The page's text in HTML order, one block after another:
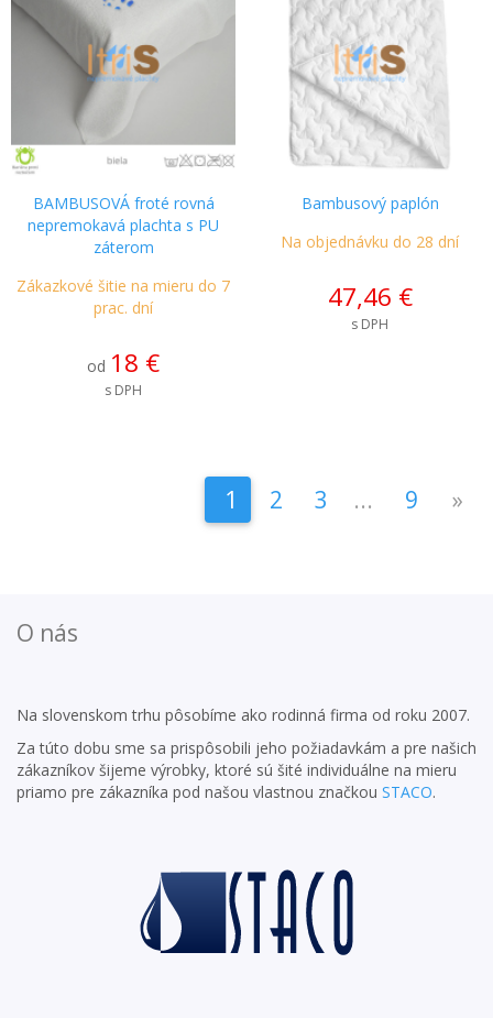
BAMBUSOVÁ froté rovná
nepremokavá plachta s PU
záterom
Zákazkové šitie na mieru do 7
prac. dní
od 18 €
s DPH
Bambusový paplón
Na objednávku do 28 dní
47,46 €
s DPH
1 2 3 ... 9 »
O nás
Na slovenskom trhu pôsobíme ako rodinná firma od roku 2007.
Za túto dobu sme sa prispôsobili jeho požiadavkám a pre našich
zákazníkov šijeme výrobky, ktoré sú šité individuálne na mieru
priamo pre zákazníka pod našou vlastnou značkou STACO.